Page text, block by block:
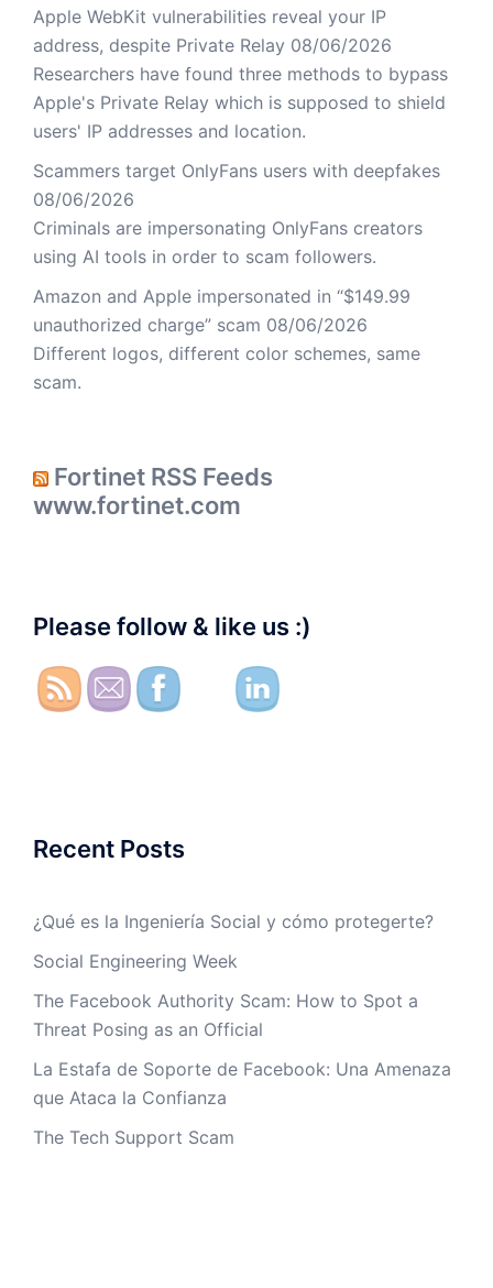
Apple WebKit vulnerabilities reveal your IP
address, despite Private Relay 08/06/2026
Researchers have found three methods to bypass
Apple's Private Relay which is supposed to shield
users' IP addresses and location.
Scammers target OnlyFans users with deepfakes
08/06/2026
Criminals are impersonating OnlyFans creators
using AI tools in order to scam followers.
Amazon and Apple impersonated in “$149.99
unauthorized charge” scam 08/06/2026
Different logos, different color schemes, same
scam.
Fortinet RSS Feeds
www.fortinet.com
Please follow & like us :)
Recent Posts
¿Qué es la Ingeniería Social y cómo protegerte?
Social Engineering Week
The Facebook Authority Scam: How to Spot a
Threat Posing as an Official
La Estafa de Soporte de Facebook: Una Amenaza
que Ataca la Confianza
The Tech Support Scam